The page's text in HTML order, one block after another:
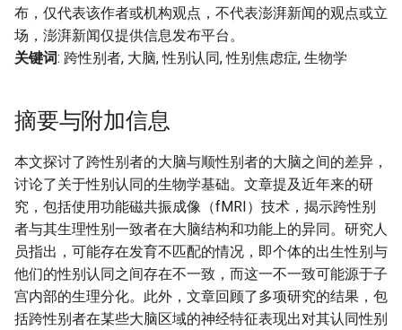
布，仅代表该作者或机构观点，不代表澎湃新闻的观点或立
场，澎湃新闻仅提供信息发布平台。
关键词: 跨性别者, 大脑, 性别认同, 性别焦虑症, 生物学
摘要与附加信息
本文探讨了跨性别者的大脑与顺性别者的大脑之间的差异，
讨论了关于性别认同的生物学基础。文章提及近年来的研
究，包括使用功能磁共振成像（fMRI）技术，揭示跨性别
者与其生理性别一致者在大脑结构和功能上的异同。研究人
员指出，可能存在发育不匹配的情况，即个体的出生性别与
他们的性别认同之间存在不一致，而这一不一致可能源于子
宫内部的生理分化。此外，文章回顾了多项研究的结果，包
括跨性别者在某些大脑区域的神经特征表现出对其认同性别